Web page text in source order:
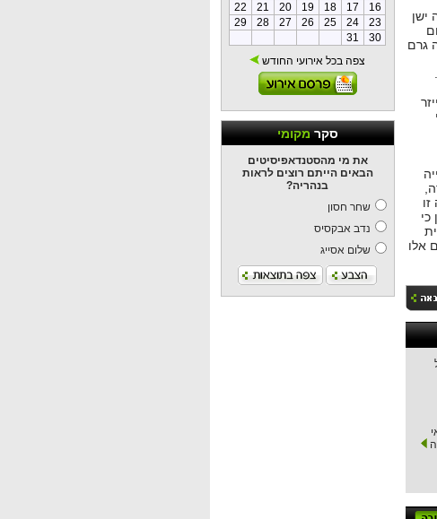
16
17
18
19
20
21
22
23
24
25
26
27
28
29
30
31
צפה בכל אירועי החודש
סקרמקומי
את מי מהסטנדאפיסיטים
הבאים הייתם רוצים לראות
בנהריה?
שחר חסון
נדב אבקסיס
שלום אסייג
ישן
גרם
החלטה זו
אלו